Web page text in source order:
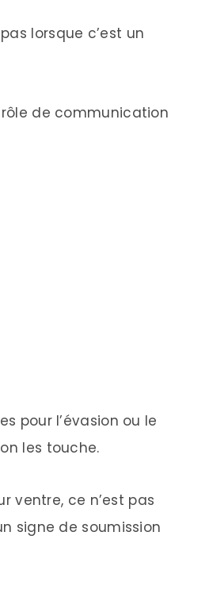
lorsque c’est un
rôle de communication
pour l’évasion ou le
les touche.
ventre, ce n’est pas
signe de soumission